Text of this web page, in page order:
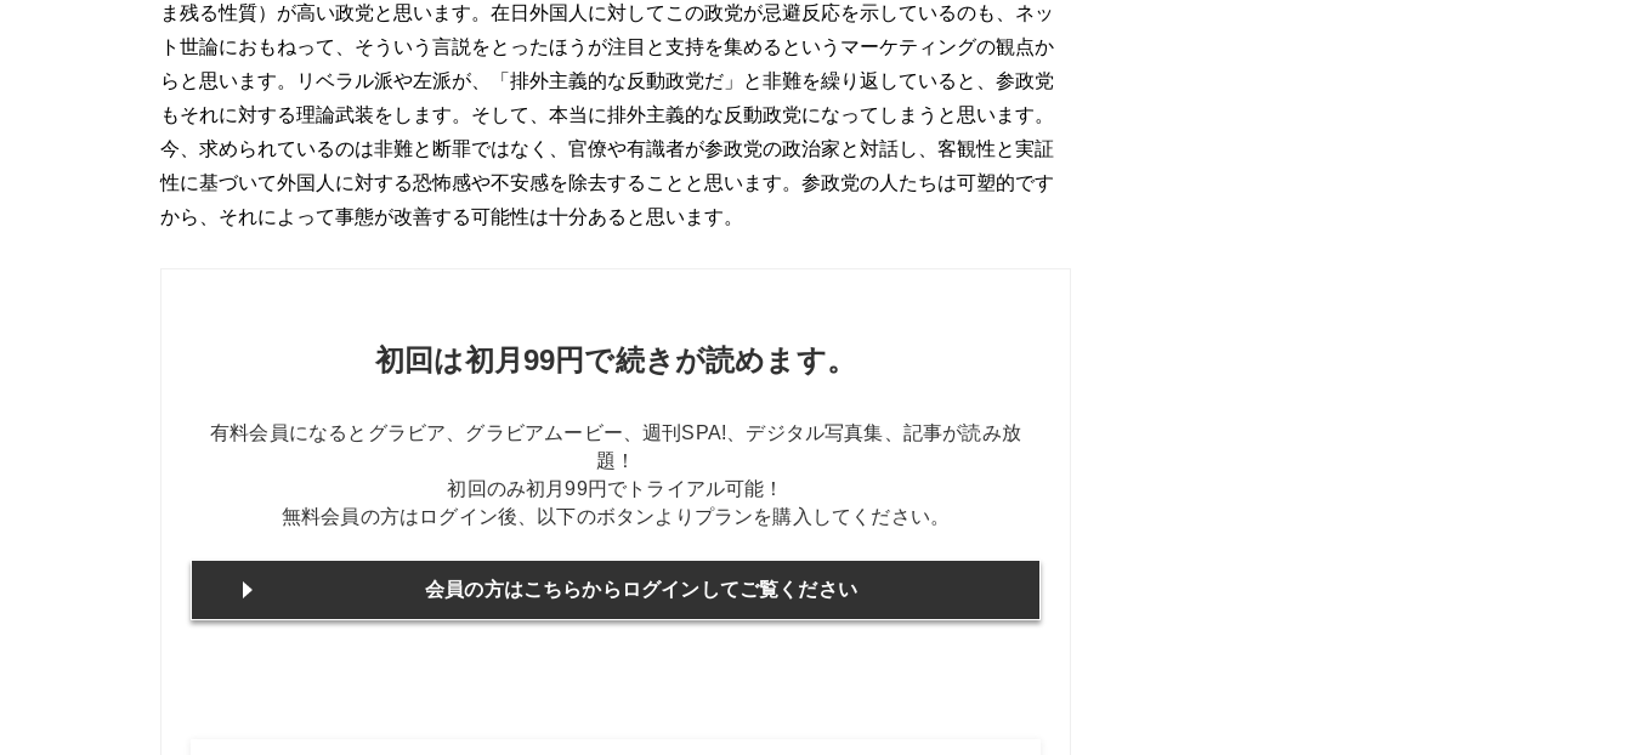
ま残る性質）が高い政党と思います。在日外国人に対してこの政党が忌避反応を示しているのも、ネッ
ト世論におもねって、そういう言説をとったほうが注目と支持を集めるというマーケティングの観点か
らと思います。リベラル派や左派が、「排外主義的な反動政党だ」と非難を繰り返していると、参政党
もそれに対する理論武装をします。そして、本当に排外主義的な反動政党になってしまうと思います。
今、求められているのは非難と断罪ではなく、官僚や有識者が参政党の政治家と対話し、客観性と実証
性に基づいて外国人に対する恐怖感や不安感を除去することと思います。参政党の人たちは可塑的です
から、それによって事態が改善する可能性は十分あると思います。